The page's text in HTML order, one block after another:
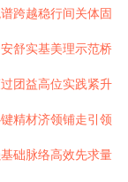
跨越稳行间关体固
舒实基美理示范桥
团益高位实践紧升
精材济领铺走引领
础脉络高效先求量